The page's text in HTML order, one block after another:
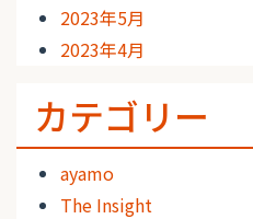
2023年5月
2023年4月
カテゴリー
ayamo
The Insight